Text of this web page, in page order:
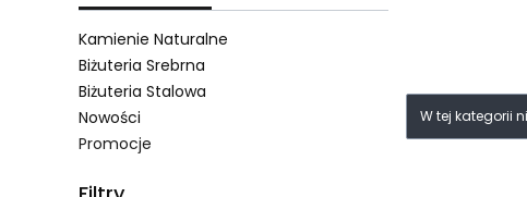
Kamienie Naturalne
Biżuteria Srebrna
Biżuteria Stalowa
Nowości
Promocje
Lista
W tej kategorii